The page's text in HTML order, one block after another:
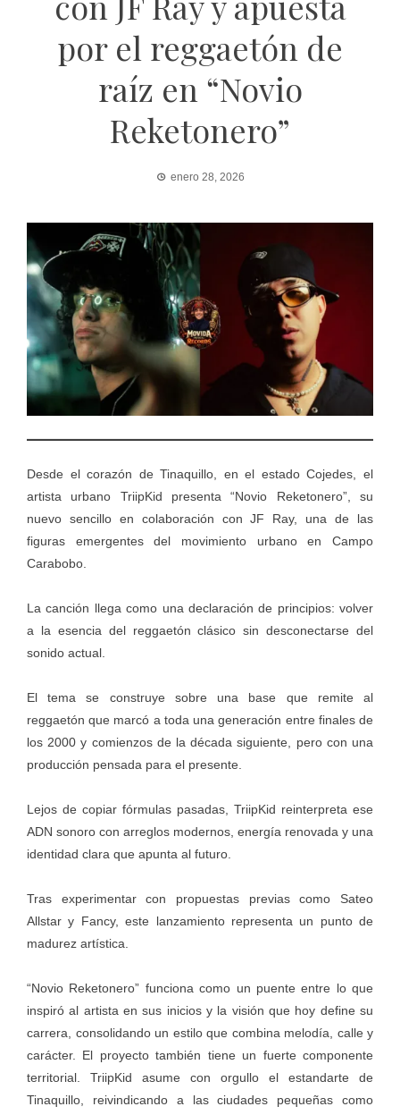
por el reggaetón de
raíz en “Novio
Reketonero”
enero 28, 2026
Desde el corazón de Tinaquillo, en el estado Cojedes, el
artista urbano TriipKid presenta “Novio Reketonero”, su
nuevo sencillo en colaboración con JF Ray, una de las
figuras emergentes del movimiento urbano en Campo
Carabobo.
La canción llega como una declaración de principios: volver
a la esencia del reggaetón clásico sin desconectarse del
sonido actual.
El tema se construye sobre una base que remite al
reggaetón que marcó a toda una generación entre finales de
los 2000 y comienzos de la década siguiente, pero con una
producción pensada para el presente.
Lejos de copiar fórmulas pasadas, TriipKid reinterpreta ese
ADN sonoro con arreglos modernos, energía renovada y una
identidad clara que apunta al futuro.
Tras experimentar con propuestas previas como Sateo
Allstar y Fancy, este lanzamiento representa un punto de
madurez artística.
“Novio Reketonero” funciona como un puente entre lo que
inspiró al artista en sus inicios y la visión que hoy define su
carrera, consolidando un estilo que combina melodía, calle y
carácter. El proyecto también tiene un fuerte componente
territorial. TriipKid asume con orgullo el estandarte de
Tinaquillo, reivindicando a las ciudades pequeñas como